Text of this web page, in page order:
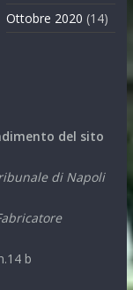
Ottobre 2020 (14)
del sito
di Napoli
b